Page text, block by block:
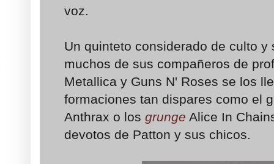
voz.
Un quinteto considerado de culto y
muchos de sus compañeros de
Metallica y Guns N' Roses se los
formaciones tan dispares como el
Anthrax o los grunge Alice In
devotos de Patton y sus chicos.